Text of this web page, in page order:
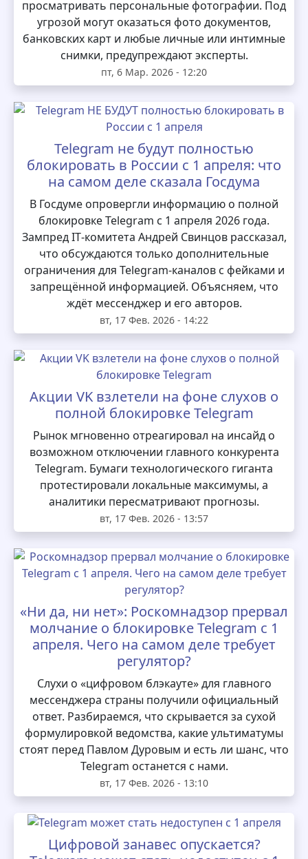
просматривать персональные фотографии. Под
угрозой могут оказаться фото документов,
банковских карт и любые личные или интимные
снимки, предупреждают эксперты.
пт, 6 Мар. 2026 - 12:20
Telegram не будут полностью
блокировать в России с 1 апреля: что
на самом деле сказала Госдума
В Госдуме опровергли информацию о полной
блокировке Telegram с 1 апреля 2026 года.
Зампред IT‑комитета Андрей Свинцов рассказал,
что обсуждаются только дополнительные
ограничения для Telegram‑каналов с фейками и
запрещённой информацией. Объясняем, что
ждёт мессенджер и его авторов.
вт, 17 Фев. 2026 - 14:22
Акции VK взлетели на фоне слухов о
полной блокировке Telegram
Рынок мгновенно отреагировал на инсайд о
возможном отключении главного конкурента
Telegram. Бумаги технологического гиганта
протестировали локальные максимумы, а
аналитики пересматривают прогнозы.
вт, 17 Фев. 2026 - 13:57
«Ни да, ни нет»: Роскомнадзор прервал
молчание о блокировке Telegram с 1
апреля. Чего на самом деле требует
регулятор?
Слухи о «цифровом блэкауте» для главного
мессенджера страны получили официальный
ответ. Разбираемся, что скрывается за сухой
формулировкой ведомства, какие ультиматумы
стоят перед Павлом Дуровым и есть ли шанс, что
Telegram останется с нами.
вт, 17 Фев. 2026 - 13:10
Цифровой занавес опускается?